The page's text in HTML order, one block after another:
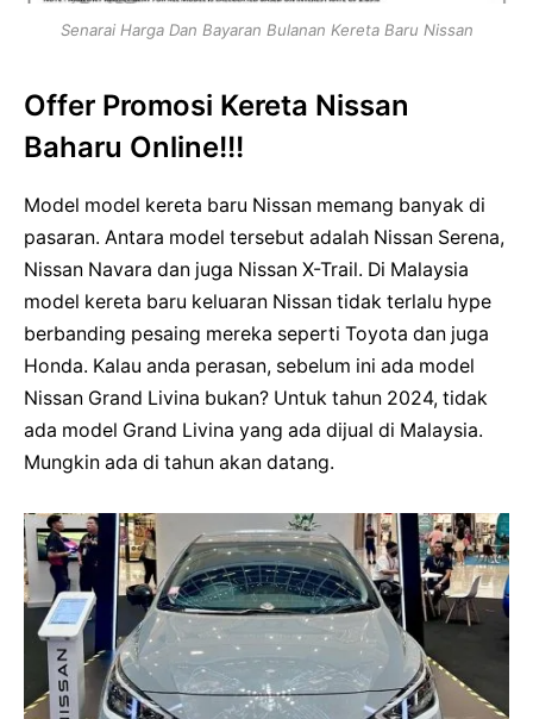
Senarai Harga Dan Bayaran Bulanan Kereta Baru Nissan
Offer Promosi Kereta Nissan
Baharu Online!!!
Model model kereta baru Nissan memang banyak di
pasaran. Antara model tersebut adalah Nissan Serena,
Nissan Navara dan juga Nissan X-Trail. Di Malaysia
model kereta baru keluaran Nissan tidak terlalu hype
berbanding pesaing mereka seperti Toyota dan juga
Honda. Kalau anda perasan, sebelum ini ada model
Nissan Grand Livina bukan? Untuk tahun 2024, tidak
ada model Grand Livina yang ada dijual di Malaysia.
Mungkin ada di tahun akan datang.